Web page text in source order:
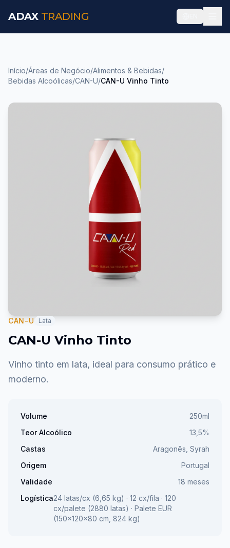
ADAX TRADING
Início/Áreas de Negócio/Alimentos & Bebidas/
Bebidas Alcoólicas/CAN-U/CAN-U Vinho Tinto
CAN-U Lata
CAN-U Vinho Tinto
Vinho tinto em lata, ideal para consumo prático e
moderno.
Volume
250ml
Teor Alcoólico
13,5%
Castas
Aragonês, Syrah
Origem
Portugal
Validade
18 meses
Logística24 latas/cx (6,65 kg) · 12 cx/fila · 120
cx/palete (2880 latas) · Palete EUR
(150×120×80 cm, 824 kg)